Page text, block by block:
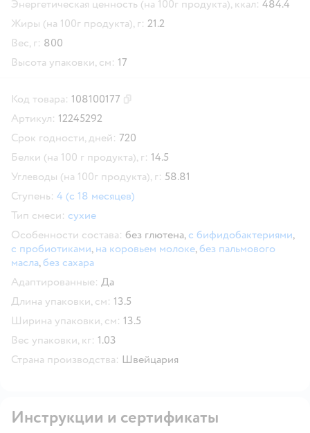
Энергетическая ценность (на 100г продукта), ккал: 484.4
Жиры (на 100г продукта), г: 21.2
Вес, г: 800
Высота упаковки, см: 17
Код товара: 108100177
Артикул: 12245292
Срок годности, дней: 720
Белки (на 100 г продукта), г: 14.5
Углеводы (на 100г продукта), г: 58.81
Ступень: 4 (с 18 месяцев)
Тип смеси: сухие
Особенности состава: без глютена, с бифидобактериями,
с пробиотиками, на коровьем молоке,без пальмового
масла,без сахара
Адаптированные: Да
Длина упаковки, см: 13.5
Ширина упаковки, см: 13.5
Вес упаковки, кг: 1.03
Страна производства: Швейцария
Инструкции и сертификаты